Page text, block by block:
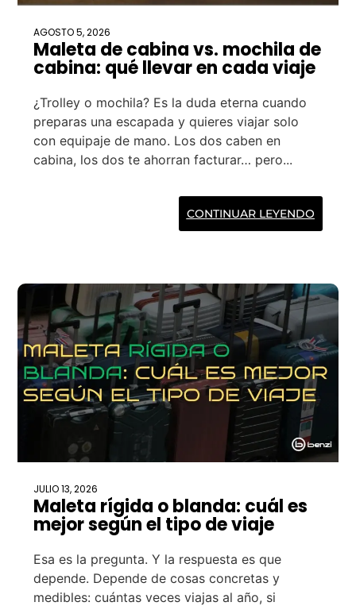
AGOSTO 5, 2026
Maleta de cabina vs. mochila de
cabina: qué llevar en cada viaje
¿Trolley o mochila? Es la duda eterna cuando
preparas una escapada y quieres viajar solo
con equipaje de mano. Los dos caben en
cabina, los dos te ahorran facturar… pero...
CONTINUAR LEYENDO
JULIO 13, 2026
Maleta rígida o blanda: cuál es
mejor según el tipo de viaje
Esa es la pregunta. Y la respuesta es que
depende. Depende de cosas concretas y
medibles: cuántas veces viajas al año, si